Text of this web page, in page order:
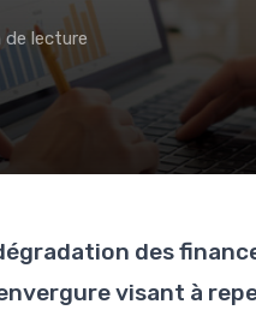
de lecture
des
visant à